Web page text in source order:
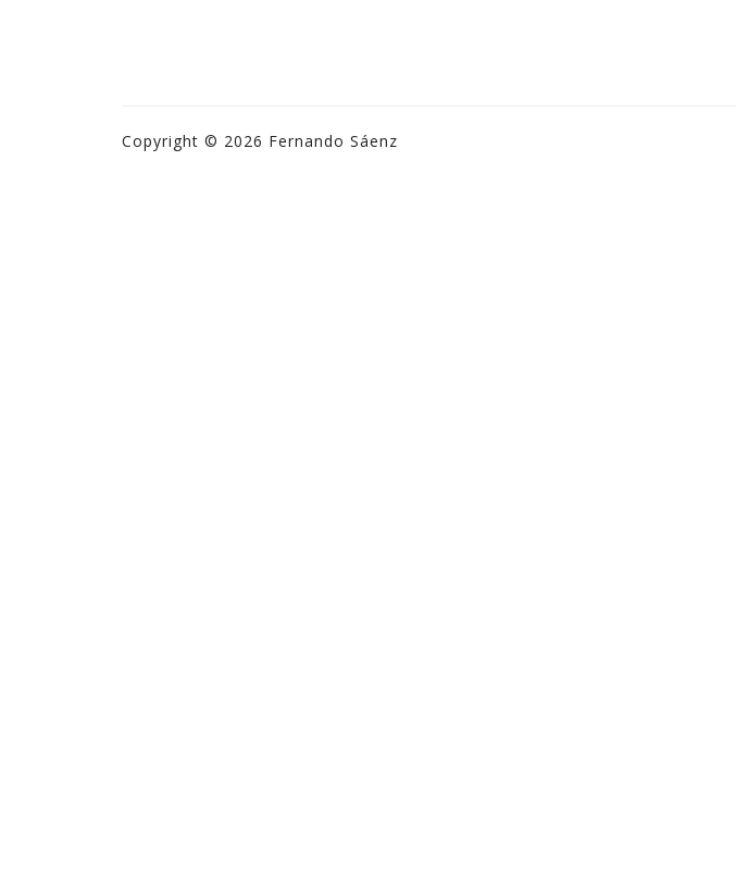
Copyright © 2026 Fernando Sáenz